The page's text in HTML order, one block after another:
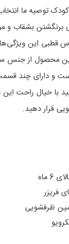
توصیه ما
برنگشتن بشقاب و
این ویژگی‌ها
محصول از جنس
و دارای چند
با خیال راحت این
قرار دهید.
ماه
فریزر
ظرفشویی